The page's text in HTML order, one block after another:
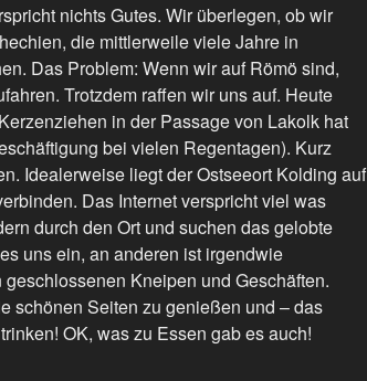
nichts Gutes. Wir überlegen, ob wir
die mittlerweile viele Jahre in
Das Problem: Wenn wir auf Römö sind,
Trotzdem raffen wir uns auf. Heute
in der Passage von Lakolk hat
bei vielen Regentagen). Kurz
Idealerweise liegt der Ostseeort Kolding auf
Das Internet verspricht viel was
durch den Ort und suchen das gelobte
uns ein, an anderen ist irgendwie
Kneipen und Geschäften.
schönen Seiten zu genießen und – das
OK, was zu Essen gab es auch!